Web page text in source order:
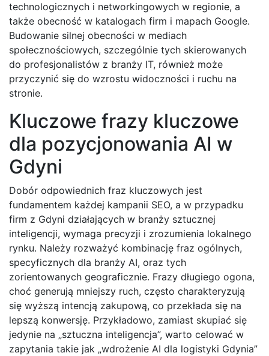
technologicznych i networkingowych w regionie, a
także obecność w katalogach firm i mapach Google.
Budowanie silnej obecności w mediach
społecznościowych, szczególnie tych skierowanych
do profesjonalistów z branży IT, również może
przyczynić się do wzrostu widoczności i ruchu na
stronie.
Kluczowe frazy kluczowe
dla pozycjonowania AI w
Gdyni
Dobór odpowiednich fraz kluczowych jest
fundamentem każdej kampanii SEO, a w przypadku
firm z Gdyni działających w branży sztucznej
inteligencji, wymaga precyzji i zrozumienia lokalnego
rynku. Należy rozważyć kombinację fraz ogólnych,
specyficznych dla branży AI, oraz tych
zorientowanych geograficznie. Frazy długiego ogona,
choć generują mniejszy ruch, często charakteryzują
się wyższą intencją zakupową, co przekłada się na
lepszą konwersję. Przykładowo, zamiast skupiać się
jedynie na „sztuczna inteligencja”, warto celować w
zapytania takie jak „wdrożenie AI dla logistyki Gdynia”